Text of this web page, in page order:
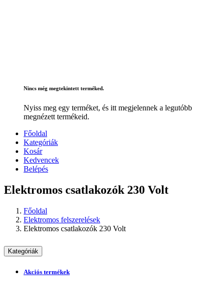
Nincs még megtekintett terméked.
Nyiss meg egy terméket, és itt megjelennek a legutóbb
megnézett termékeid.
Főoldal
Kategóriák
Kosár
Kedvencek
Belépés
Elektromos csatlakozók 230 Volt
Főoldal
Elektromos felszerelések
Elektromos csatlakozók 230 Volt
Kategóriák
Akciós termékek